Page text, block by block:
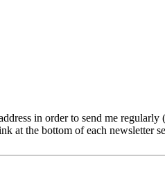
in order to send me
at the bottom of each newsletter